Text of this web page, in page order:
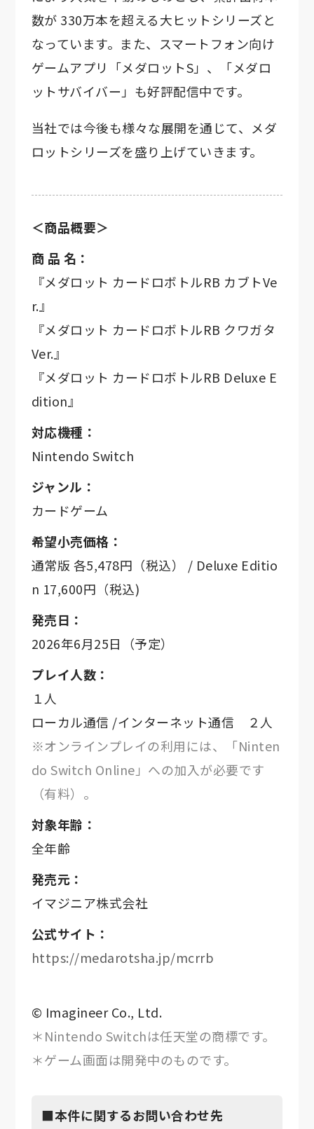
数が 330万本を超える大ヒットシリーズと
なっています。また、スマートフォン向け
ゲームアプリ「メダロットS」、「メダロ
ットサバイバー」も好評配信中です。
当社では今後も様々な展開を通じて、メダ
ロットシリーズを盛り上げていきます。
＜商品概要＞
商 品 名：
『メダロット カードロボトルRB カブトVe
r.』
『メダロット カードロボトルRB クワガタ
Ver.』
『メダロット カードロボトルRB Deluxe E
dition』
対応機種：
Nintendo Switch
ジャンル：
カードゲーム
希望小売価格：
通常版 各5,478円（税込） / Deluxe Editio
n 17,600円（税込)
発売日：
2026年6月25日（予定）
プレイ人数：
１人
ローカル通信 /インターネット通信 ２人
※オンラインプレイの利用には、「Ninten
do Switch Online」への加入が必要です
（有料）。
対象年齢：
全年齢
発売元：
イマジニア株式会社
公式サイト：
https://medarotsha.jp/mcrrb
© Imagineer Co., Ltd.
＊Nintendo Switchは任天堂の商標です。
＊ゲーム画面は開発中のものです。
■本件に関するお問い合わせ先